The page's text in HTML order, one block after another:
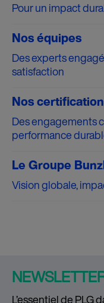
Pour un impact
Nos équipes
Des experts
satisfaction
Nos
Des engagements
performance
Le Groupe Bunzl
Vision globale,
L’essentiel de PLG